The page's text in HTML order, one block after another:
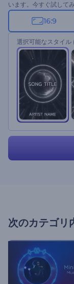
います。今すぐ試して
16:9
選択可能なスタイル
次のカテゴリ